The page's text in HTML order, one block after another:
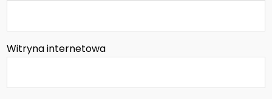
Witryna internetowa